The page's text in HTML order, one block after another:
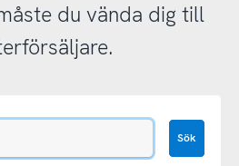
du vända dig till
Sök